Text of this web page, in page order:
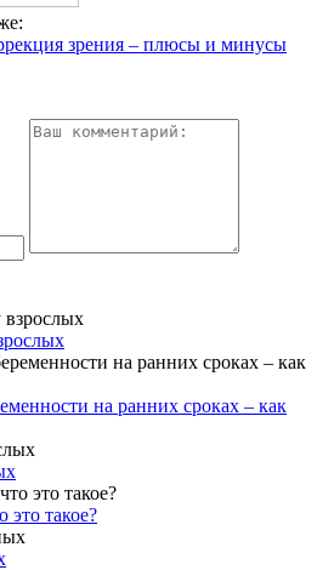
зрения – плюсы и минусы
на ранних сроках – как
это такое?